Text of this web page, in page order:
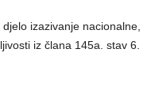
izazivanje nacionalne,
iz člana 145a. stav 6.